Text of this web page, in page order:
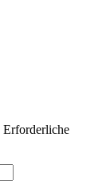
Erforderliche